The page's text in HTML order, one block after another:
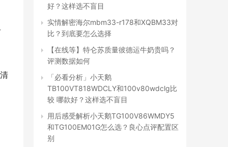
好？这样选不盲目
实情解密海尔mbm33-r178和XQBM33对
比？到底要怎么选择
【在线等】特仑苏质量彼德运牛奶贵吗？
评测数据如何
「必看分析」小天鹅
TB100VT818WDCLY和100v80wdclg比
较 哪款好？这样选不盲目
用后感受解析小天鹅TG100V86WMDY5
和TG100EM01G怎么选？良心点评配置区
别